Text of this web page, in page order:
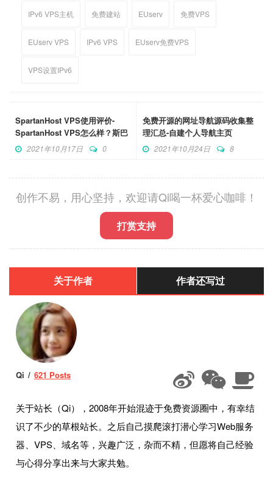
IPv6 VPS主机 免费建站 EUserv 免费VPS
EUserv VPS IPv6 VPS EUserv免费VPS
VPS设置IPv6
SpartanHost VPS使用评价-
SpartanHost VPS怎么样？斯巴
达VPS评分
2021年10月17日 0
免费开源的网址导航源码收集整
理汇总-自建个人导航主页
2021年10月24日 8
创作不易，用心坚持，欢迎请Qi喝一杯爱心咖啡！
打赏支持
关于作者 作者还写过
Qi 621 Posts
关于站长（Qi），2008年开始混迹于免费资源圈中，有幸结
识了不少的草根站长。之后自己摸爬滚打潜心学习Web服务
器、VPS、域名等，兴趣广泛，杂而不精，但愿将自己经验
与心得分享出来与大家共勉。